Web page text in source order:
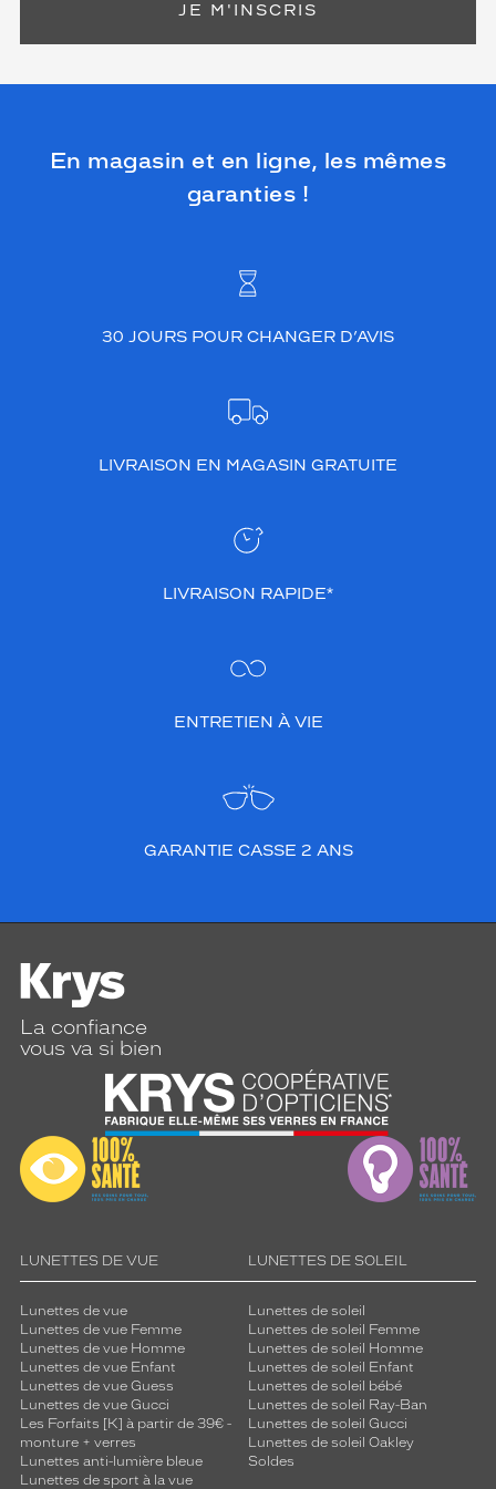
JE M'INSCRIS
En magasin et en ligne, les mêmes
garanties !
30 JOURS POUR CHANGER D’AVIS
LIVRAISON EN MAGASIN GRATUITE
LIVRAISON RAPIDE*
ENTRETIEN À VIE
GARANTIE CASSE 2 ANS
La confiance
vous va si bien
LUNETTES DE VUE
Lunettes de vue
Lunettes de vue Femme
Lunettes de vue Homme
Lunettes de vue Enfant
Lunettes de vue Guess
Lunettes de vue Gucci
Les Forfaits [K] à partir de 39€ -
monture + verres
Lunettes anti-lumière bleue
Lunettes de sport à la vue
LUNETTES DE SOLEIL
Lunettes de soleil
Lunettes de soleil Femme
Lunettes de soleil Homme
Lunettes de soleil Enfant
Lunettes de soleil bébé
Lunettes de soleil Ray-Ban
Lunettes de soleil Gucci
Lunettes de soleil Oakley
Soldes